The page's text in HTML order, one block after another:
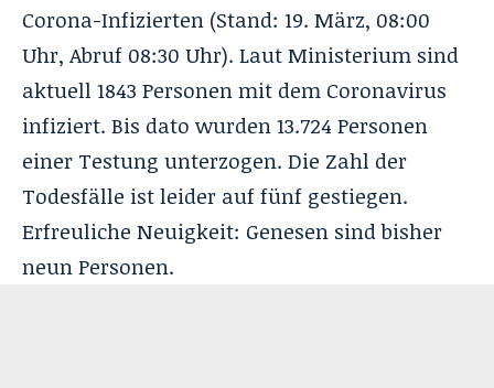
Corona-Infizierten (Stand: 19. März, 08:00
Uhr, Abruf 08:30 Uhr). Laut Ministerium sind
aktuell 1843 Personen mit dem Coronavirus
infiziert. Bis dato wurden 13.724 Personen
einer Testung unterzogen. Die Zahl der
Todesfälle ist leider auf fünf gestiegen.
Erfreuliche Neuigkeit: Genesen sind bisher
neun Personen.